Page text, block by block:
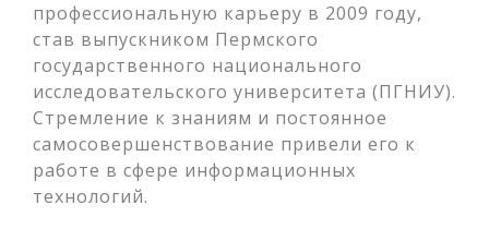
профессиональную карьеру в 2009 году,
став выпускником Пермского
государственного национального
исследовательского университета (ПГНИУ).
Стремление к знаниям и постоянное
самосовершенствование привели его к
работе в сфере информационных
технологий.